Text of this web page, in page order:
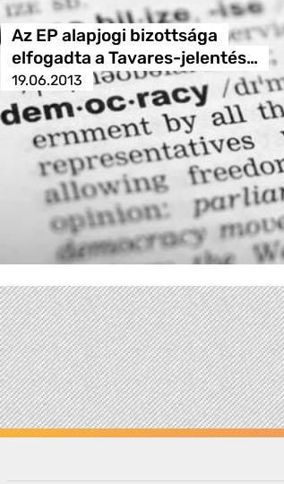
Az EP alapjogi bizottsága
elfogadta a Tavares-jelentés…
19.06.2013